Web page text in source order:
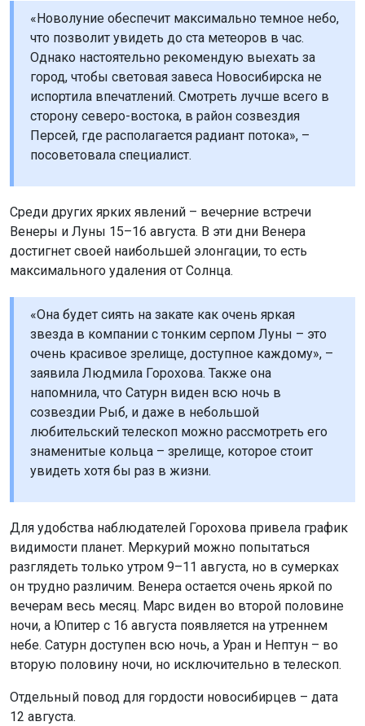
«Новолуние обеспечит максимально темное небо,
что позволит увидеть до ста метеоров в час.
Однако настоятельно рекомендую выехать за
город, чтобы световая завеса Новосибирска не
испортила впечатлений. Смотреть лучше всего в
сторону северо-востока, в район созвездия
Персей, где располагается радиант потока», –
посоветовала специалист.
Среди других ярких явлений – вечерние встречи
Венеры и Луны 15–16 августа. В эти дни Венера
достигнет своей наибольшей элонгации, то есть
максимального удаления от Солнца.
«Она будет сиять на закате как очень яркая
звезда в компании с тонким серпом Луны – это
очень красивое зрелище, доступное каждому», –
заявила Людмила Горохова. Также она
напомнила, что Сатурн виден всю ночь в
созвездии Рыб, и даже в небольшой
любительский телескоп можно рассмотреть его
знаменитые кольца – зрелище, которое стоит
увидеть хотя бы раз в жизни.
Для удобства наблюдателей Горохова привела график
видимости планет. Меркурий можно попытаться
разглядеть только утром 9–11 августа, но в сумерках
он трудно различим. Венера остается очень яркой по
вечерам весь месяц. Марс виден во второй половине
ночи, а Юпитер с 16 августа появляется на утреннем
небе. Сатурн доступен всю ночь, а Уран и Нептун – во
вторую половину ночи, но исключительно в телескоп.
Отдельный повод для гордости новосибирцев – дата
12 августа.